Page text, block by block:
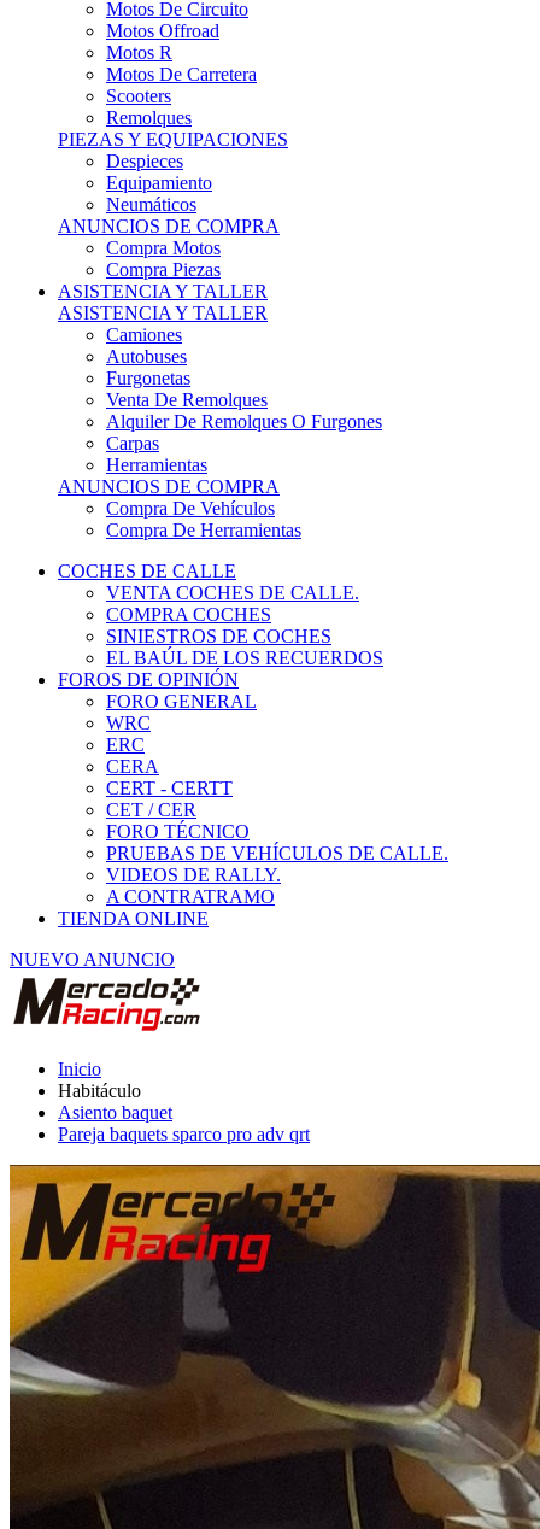
Motos R
Motos De Carretera
Scooters
Remolques
PIEZAS Y EQUIPACIONES
Despieces
Equipamiento
Neumáticos
ANUNCIOS DE COMPRA
Compra Motos
Compra Piezas
ASISTENCIA Y TALLER
ASISTENCIA Y TALLER
Camiones
Autobuses
Furgonetas
Venta De Remolques
Alquiler De Remolques O Furgones
Carpas
Herramientas
ANUNCIOS DE COMPRA
Compra De Vehículos
Compra De Herramientas
COCHES DE CALLE
VENTA COCHES DE CALLE.
COMPRA COCHES
SINIESTROS DE COCHES
EL BAÚL DE LOS RECUERDOS
FOROS DE OPINIÓN
FORO GENERAL
WRC
ERC
CERA
CERT - CERTT
CET / CER
FORO TÉCNICO
PRUEBAS DE VEHÍCULOS DE CALLE.
VIDEOS DE RALLY.
A CONTRATRAMO
TIENDA ONLINE
NUEVO ANUNCIO
Habitáculo
Asiento baquet
Pareja baquets sparco pro adv qrt